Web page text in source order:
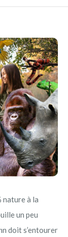
nature à la
un peu
doit s’entourer